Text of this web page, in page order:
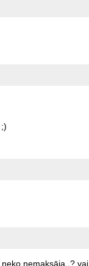
;)
neko nemaksāja..? vai